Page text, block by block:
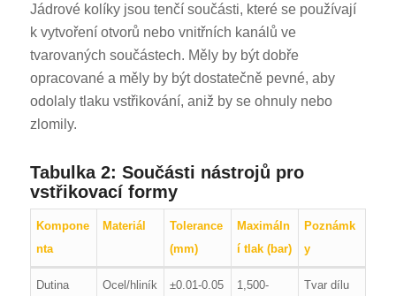
Jádrové kolíky jsou tenčí součásti, které se používají
k vytvoření otvorů nebo vnitřních kanálů ve
tvarovaných součástech. Měly by být dobře
opracované a měly by být dostatečně pevné, aby
odolaly tlaku vstřikování, aniž by se ohnuly nebo
zlomily.
Tabulka 2: Součásti nástrojů pro
vstřikovací formy
Kompone
nta
Materiál
Tolerance
(mm)
Maximáln
í tlak (bar)
Poznámk
y
Dutina
Ocel/hliník ±0.01-0.05
1,500-
Tvar dílu